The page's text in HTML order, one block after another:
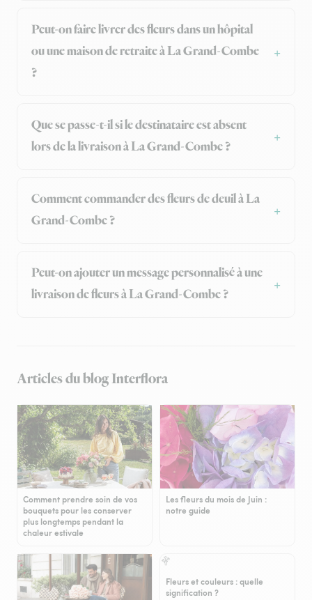
Peut-on faire livrer des fleurs dans un hôpital
ou une maison de retraite à La Grand-Combe
?
Que se passe-t-il si le destinataire est absent
lors de la livraison à La Grand-Combe ?
Comment commander des fleurs de deuil à La
Grand-Combe ?
Peut-on ajouter un message personnalisé à une
livraison de fleurs à La Grand-Combe ?
Articles du blog Interflora
Comment prendre soin de vos
bouquets pour les conserver
plus longtemps pendant la
chaleur estivale
Les fleurs du mois de Juin :
notre guide
Fleurs et couleurs : quelle
signification ?